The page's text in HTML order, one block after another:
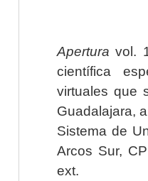
Apertura vol.
científica
virtuales que
Guadalajara,
Sistema de
Arcos Sur,
ext.